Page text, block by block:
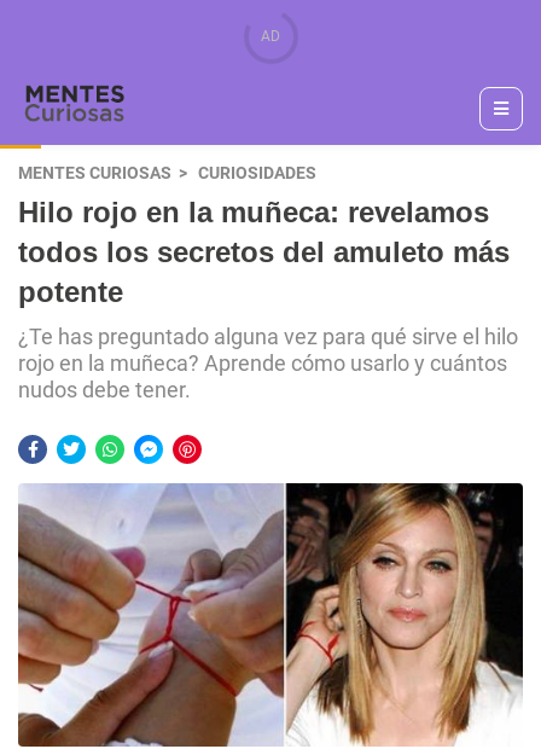
MENTES CURIOSAS CURIOSIDADES
Hilo rojo en la muñeca: revelamos
todos los secretos del amuleto más
potente
¿Te has preguntado alguna vez para qué sirve el hilo
rojo en la muñeca? Aprende cómo usarlo y cuántos
nudos debe tener.